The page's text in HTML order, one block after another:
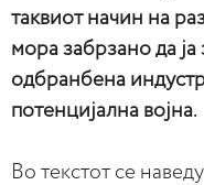
таквиот начин на
мора забрзано да ја
одбранбена
потенцијална војна.
Во текстот се